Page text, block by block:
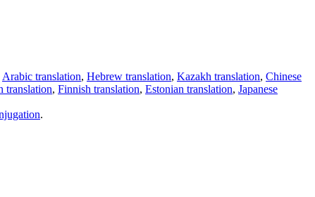
Arabic translation, Hebrew translation, Kazakh translation, Chinese
translation, Finnish translation, Estonian translation, Japanese
.